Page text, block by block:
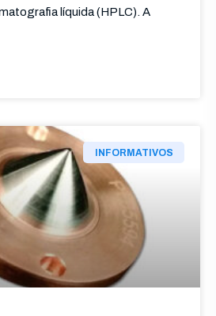
líquida (HPLC). A
INFORMATIVOS